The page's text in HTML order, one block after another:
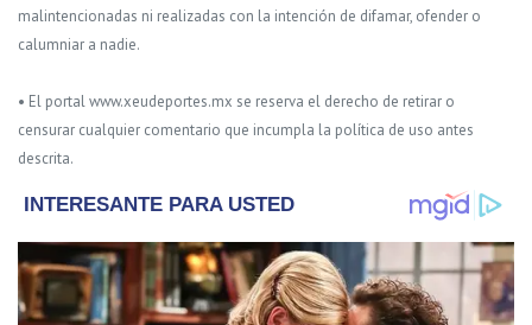
malintencionadas ni realizadas con la intención de difamar, ofender o
calumniar a nadie.
• El portal www.xeudeportes.mx se reserva el derecho de retirar o
censurar cualquier comentario que incumpla la política de uso antes
descrita.